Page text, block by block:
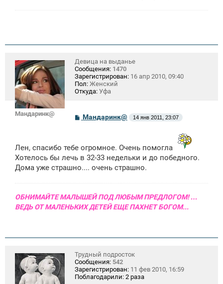
Мандаринк@
Девица на выданье
Сообщения: 1470
Зарегистрирован: 16 апр 2010, 09:40
Пол: Женский
Откуда: Уфа
С
е
н
и
е
Мандаринк@ 14 янв 2011, 23:07
Лен, спасибо тебе огромное. Очень помогла
Хотелось бы лечь в 32-33 недельки и до победного.
Дома уже страшно.... очень страшно.
ОБНИМАЙТЕ МАЛЫШЕЙ ПОД ЛЮБЫМ ПРЕДЛОГОМ! …
ВЕДЬ ОТ МАЛЕНЬКИХ ДЕТЕЙ ЕЩЕ ПАХНЕТ БОГОМ...
Трудный подросток
Сообщения: 542
Зарегистрирован: 11 фев 2010, 16:59
Поблагодарили: 2 раза